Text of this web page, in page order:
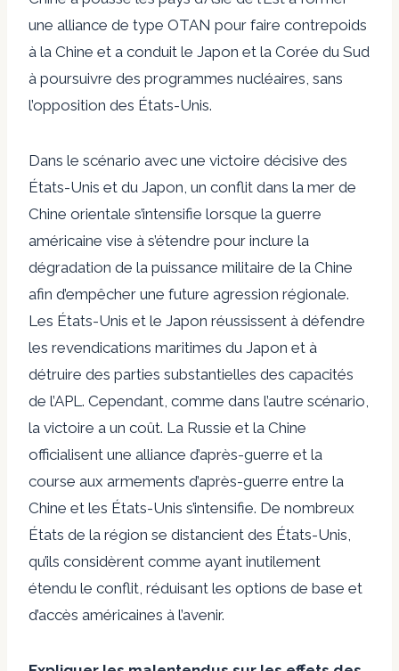
une alliance de type OTAN pour faire contrepoids
à la Chine et a conduit le Japon et la Corée du Sud
à poursuivre des programmes nucléaires, sans
l’opposition des États-Unis.
Dans le scénario avec une victoire décisive des
États-Unis et du Japon, un conflit dans la mer de
Chine orientale s’intensifie lorsque la guerre
américaine vise à s’étendre pour inclure la
dégradation de la puissance militaire de la Chine
afin d’empêcher une future agression régionale.
Les États-Unis et le Japon réussissent à défendre
les revendications maritimes du Japon et à
détruire des parties substantielles des capacités
de l’APL. Cependant, comme dans l’autre scénario,
la victoire a un coût. La Russie et la Chine
officialisent une alliance d’après-guerre et la
course aux armements d’après-guerre entre la
Chine et les États-Unis s’intensifie. De nombreux
États de la région se distancient des États-Unis,
qu’ils considèrent comme ayant inutilement
étendu le conflit, réduisant les options de base et
d’accès américaines à l’avenir.